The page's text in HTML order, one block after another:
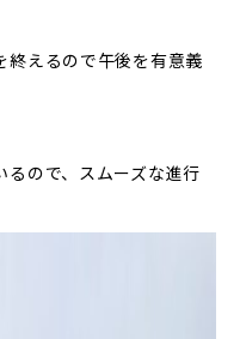
終えるので午後を有意義
るので、スムーズな進行